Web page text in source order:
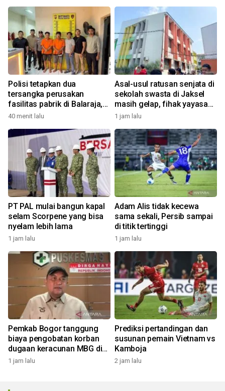
Polisi tetapkan dua
tersangka perusakan
fasilitas pabrik di Balaraja,
motifnya pun terkuak
40 menit lalu
Asal-usul ratusan senjata di
sekolah swasta di Jaksel
masih gelap, fihak yayasan
tak tahu
1 jam lalu
PT PAL mulai bangun kapal
selam Scorpene yang bisa
nyelam lebih lama
1 jam lalu
Adam Alis tidak kecewa
sama sekali, Persib sampai
di titik tertinggi
1 jam lalu
Pemkab Bogor tanggung
biaya pengobatan korban
dugaan keracunan MBG di
Dramaga
1 jam lalu
Prediksi pertandingan dan
susunan pemain Vietnam vs
Kamboja
2 jam lalu